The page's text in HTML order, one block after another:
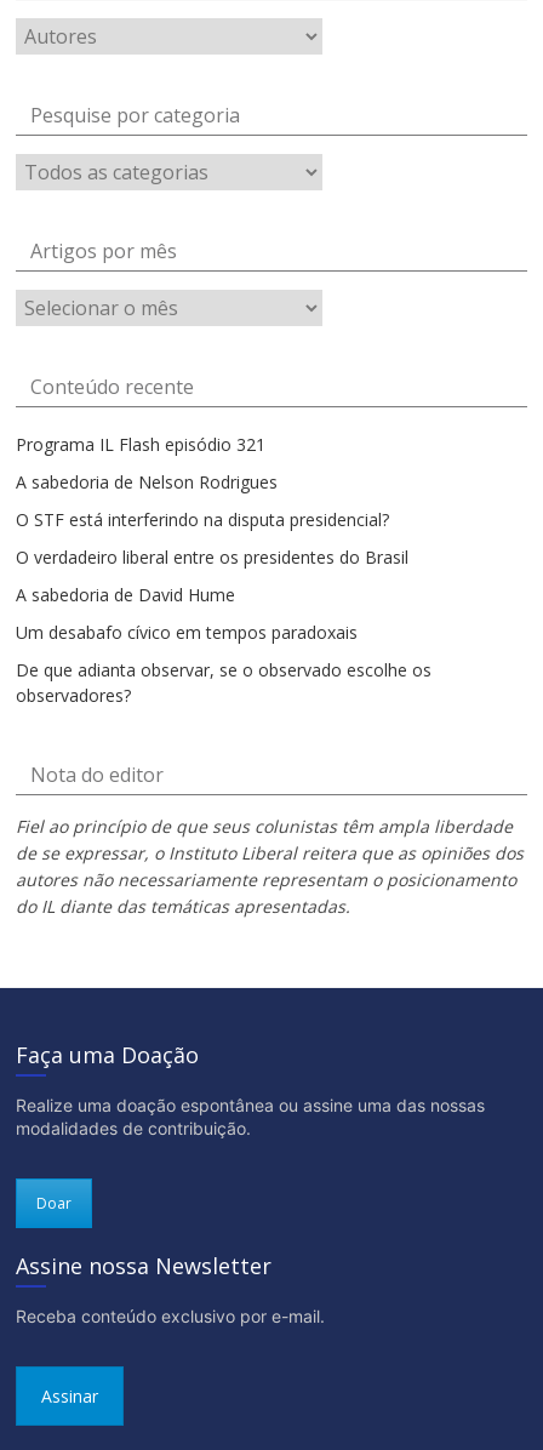
Pesquise por categoria
Artigos por mês
Artigos
por
Conteúdo recente
Programa IL Flash episódio 321
A sabedoria de Nelson Rodrigues
O STF está interferindo na disputa presidencial?
O verdadeiro liberal entre os presidentes do Brasil
A sabedoria de David Hume
Um desabafo cívico em tempos paradoxais
De que adianta observar, se o observado escolhe os
observadores?
Nota do editor
Fiel ao princípio de que seus colunistas têm ampla liberdade
de se expressar, o Instituto Liberal reitera que as opiniões dos
autores não necessariamente representam o posicionamento
do IL diante das temáticas apresentadas.
Faça uma Doação
Realize uma doação espontânea ou assine uma das nossas
modalidades de contribuição.
Doar
Assine nossa Newsletter
Receba conteúdo exclusivo por e-mail.
Assinar